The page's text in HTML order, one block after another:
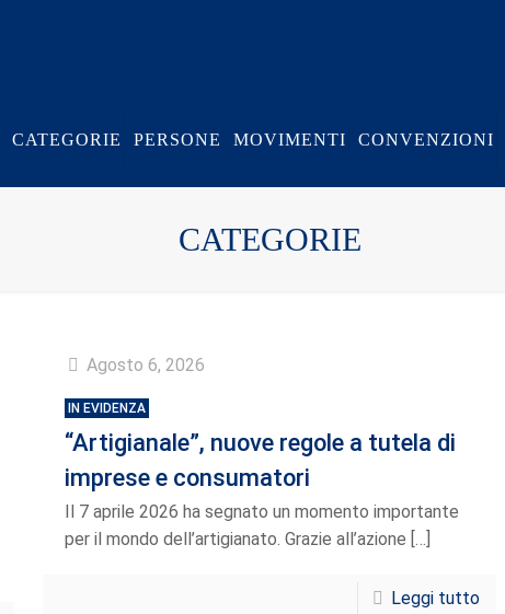
CATEGORIE PERSONE MOVIMENTI CONVENZIONI
CATEGORIE
Agosto 6, 2026
IN EVIDENZA
“Artigianale”, nuove regole a tutela di
imprese e consumatori
Il 7 aprile 2026 ha segnato un momento importante
per il mondo dell’artigianato. Grazie all’azione […]
Leggi tutto